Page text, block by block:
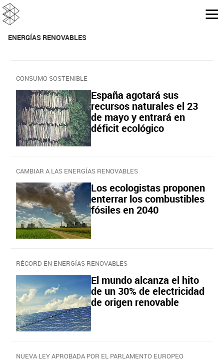
ENERGÍAS RENOVABLES
CONSUMO SOSTENIBLE
España agotará sus
recursos naturales el 23
de mayo y entrará en
déficit ecológico
CAMBIAR A LAS ENERGÍAS RENOVABLES
Los ecologistas proponen
enterrar los combustibles
fósiles en 2040
RÉCORD EN ENERGÍAS RENOVABLES
El mundo alcanza el hito
de un 30% de electricidad
de origen renovable
NUEVA LEY APROBADA POR EL PARLAMENTO EUROPEO